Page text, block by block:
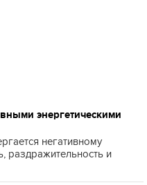
энергетическими
негативному
раздражительность и